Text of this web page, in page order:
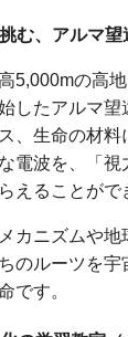
む、アルマ望
5,000mの高
したアルマ
、生命の材
電波を、「視
えることがで
カニズムや
のルーツを
です。